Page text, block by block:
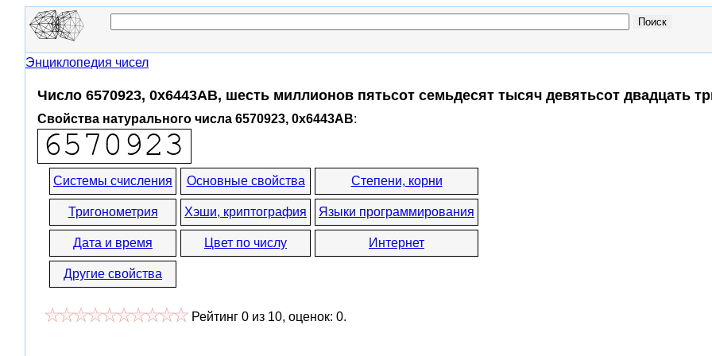
Энциклопедия чисел
Число 6570923, 0x6443AB, шесть миллионов пятьсот семьдесят тысяч девятьсот двадцать
Свойства натурального числа 6570923, 0x6443AB:
Системы счисления Основные свойства Степени, корни
Тригонометрия Хэши, криптография Языки программирования
Дата и время Цвет по числу Интернет
Другие свойства
Рейтинг 0 из 10, оценок: 0.